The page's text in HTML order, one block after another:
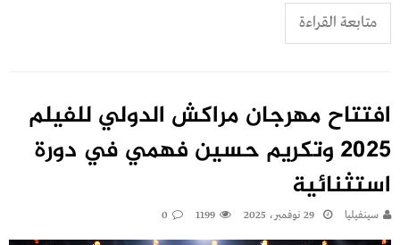
متابعة القراءة
افتتاح مهرجان مراكش الدولي للفيلم
2025 وتكريم حسين فهمي في دورة
استثنائية
سينفيليا 29 نوفمبر، 2025 1199
0